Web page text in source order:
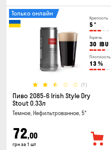
Крепость
5 °
Горечь
30 IBU
Плотность
13 %
(1)
Только онлайн
Пиво 2085-6 Irish Style Dry
Stout 0.33л
Темное, Нефильтрованное, 5°
72,00
грн за 1 шт